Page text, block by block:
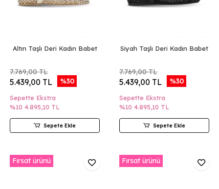
Altın Taşlı Deri Kadın Babet
7.769,00 TL
5.439,00 TL %30
Sepette Ekstra
%10 4.895,10 TL
Sepete Ekle
Siyah Taşlı Deri Kadın Babet
7.769,00 TL
5.439,00 TL %30
Sepette Ekstra
%10 4.895,10 TL
Sepete Ekle
Fırsat ürünü Fırsat ürünü